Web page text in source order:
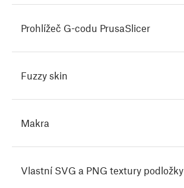
Prohlížeč G-codu PrusaSlicer
Fuzzy skin
Makra
Vlastní SVG a PNG textury podložky